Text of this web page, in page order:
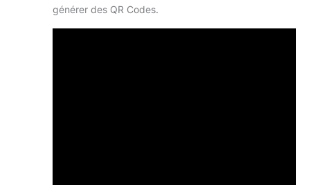
générer des QR Codes.